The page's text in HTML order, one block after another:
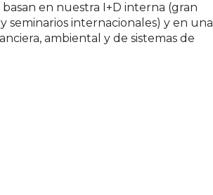
en nuestra I+D interna (gran
seminarios internacionales) y en una
ambiental y de sistemas de